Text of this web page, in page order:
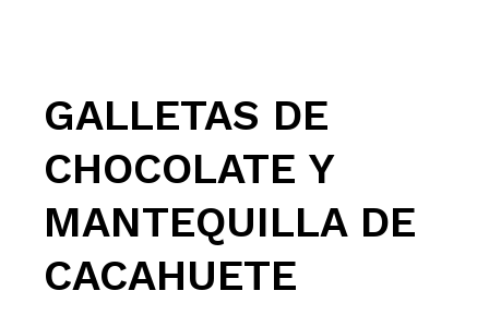
GALLETAS DE
CHOCOLATE Y
MANTEQUILLA DE
CACAHUETE